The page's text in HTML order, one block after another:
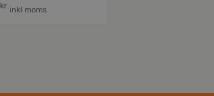
kr inkl moms